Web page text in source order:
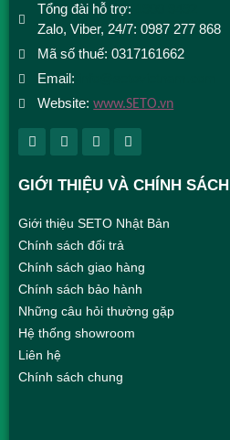
Tổng đài hỗ trợ:
Zalo, Viber, 24/7: 0987 277 868
Mã số thuế: 0317161662
Email:
Website:www.SETO.vn
GIỚI THIỆU VÀ CHÍNH SÁCH
Giới thiệu SETO Nhật Bản
Chính sách đổi trả
Chính sách giao hàng
Chính sách bảo hành
Những câu hỏi thường gặp
Hệ thống showroom
Liên hệ
Chính sách chung